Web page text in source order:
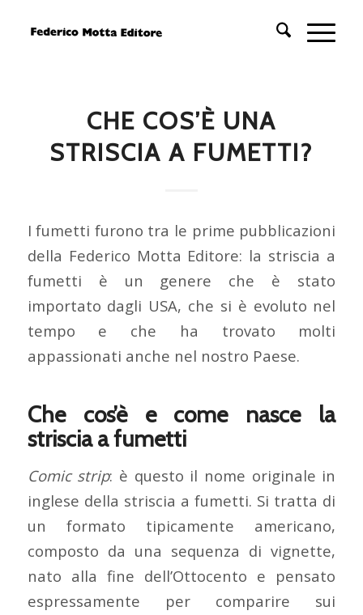
CHE COS’È UNA
STRISCIA A FUMETTI?
I fumetti furono tra le prime pubblicazioni
della Federico Motta Editore: la striscia a
fumetti è un genere che è stato
importato dagli USA, che si è evoluto nel
tempo e che ha trovato molti
appassionati anche nel nostro Paese.
Che cos’è e come nasce la
striscia a fumetti
Comic strip: è questo il nome originale in
inglese della striscia a fumetti. Si tratta di
un formato tipicamente americano,
composto da una sequenza di vignette,
nato alla fine dell’Ottocento e pensato
espressamente per comparire sui